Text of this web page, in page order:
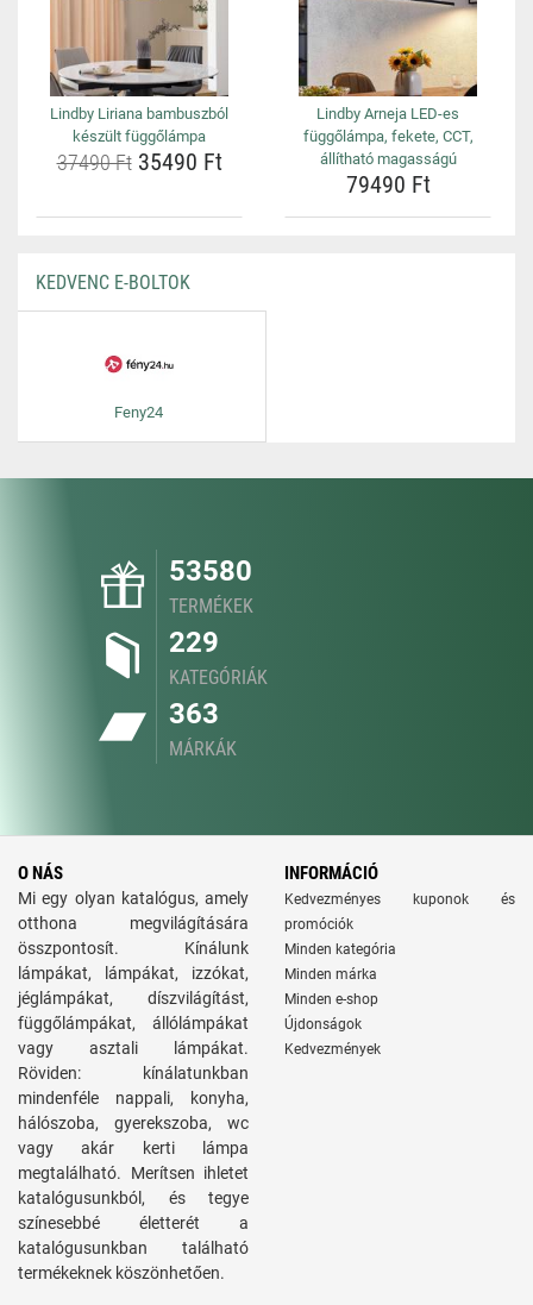
Lindby Liriana bambuszból
készült függőlámpa
37490 Ft35490 Ft
Lindby Arneja LED-es
függőlámpa, fekete, CCT,
állítható magasságú
79490 Ft
KEDVENC E-BOLTOK
Feny24
53580
TERMÉKEK
229
KATEGÓRIÁK
363
MÁRKÁK
O NÁS
Mi egy olyan katalógus, amely
otthona megvilágítására
összpontosít. Kínálunk
lámpákat, lámpákat, izzókat,
jéglámpákat, díszvilágítást,
függőlámpákat, állólámpákat
vagy asztali lámpákat.
Röviden: kínálatunkban
mindenféle nappali, konyha,
hálószoba, gyerekszoba, wc
vagy akár kerti lámpa
megtalálható. Merítsen ihletet
katalógusunkból, és tegye
színesebbé életterét a
katalógusunkban található
termékeknek köszönhetően.
INFORMÁCIÓ
Kedvezményes kuponok és
promóciók
Minden kategória
Minden márka
Minden e-shop
Újdonságok
Kedvezmények